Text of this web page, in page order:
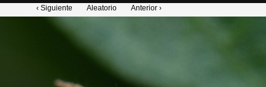
‹ Siguiente
Aleatorio Anterior ›